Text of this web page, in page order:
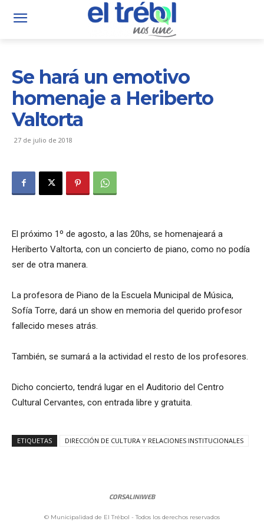
Se hará un emotivo
homenaje a Heriberto
Valtorta
27 de julio de 2018
El próximo 1º de agosto, a las 20hs, se homenajeará a
Heriberto Valtorta, con un concierto de piano, como no podía
ser de otra manera.
La profesora de Piano de la Escuela Municipal de Música,
Sofía Torre, dará un show en memoria del querido profesor
fallecido meses atrás.
También, se sumará a la actividad el resto de los profesores.
Dicho concierto, tendrá lugar en el Auditorio del Centro
Cultural Cervantes, con entrada libre y gratuita.
ETIQUETAS DIRECCIÓN DE CULTURA Y RELACIONES INSTITUCIONALES
CORSALINIWEB
© Municipalidad de El Trébol - Todos los derechos reservados